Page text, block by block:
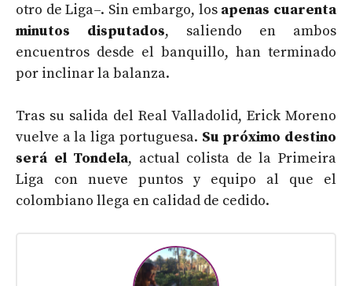
otro de Liga–. Sin embargo, los apenas cuarenta
minutos disputados, saliendo en ambos
encuentros desde el banquillo, han terminado
por inclinar la balanza.
Tras su salida del Real Valladolid, Erick Moreno
vuelve a la liga portuguesa. Su próximo destino
será el Tondela, actual colista de la Primeira
Liga con nueve puntos y equipo al que el
colombiano llega en calidad de cedido.